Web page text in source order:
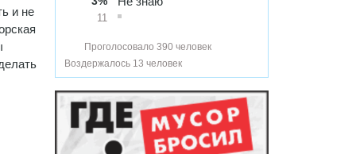
и не
11
Проголосовало 390 человек
Воздержалось 13 человек